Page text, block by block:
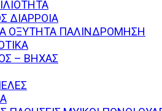
ΔΙΑΡΡΟΙΑ
ΟΞΥΤΗΤΑ ΠΑΛΙΝΔΡΟΜΗΣΗ
– ΒΗΧΑΣ